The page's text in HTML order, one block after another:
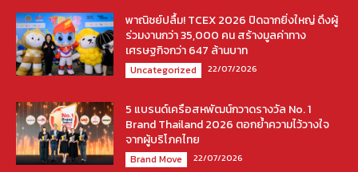
พาณิชย์ปลื้ม! TCEX 2026 ปิดฉากยิ่งใหญ่ ดึงผู้
ร่วมงานกว่า 35,000 คน สร้างมูลค่าทาง
เศรษฐกิจกว่า 647 ล้านบาท
Uncategorized 22/07/2026
5 แบรนด์เครือสหพัฒน์กวาดรางวัล No. 1
Brand Thailand 2026 ตอกย้ำความไว้วางใจ
จากผู้บริโภคไทย
Brand Move 22/07/2026